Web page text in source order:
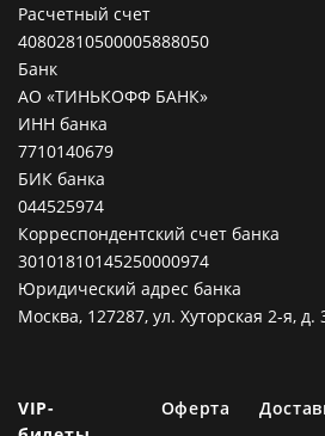
Расчетный счет
40802810500005888050
Банк
АО «ТИНЬКОФФ БАНК»
ИНН банка
7710140679
БИК банка
044525974
Корреспондентский счет банка
30101810145250000974
Юридический адрес банка
Москва, 127287, ул. Хуторская 2-я, д.
VIP-
Оферта